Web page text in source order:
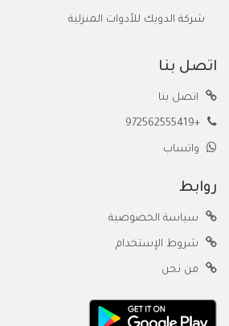
شركة الدويك للأدوات المنزلية
اتصل بنا
اتصل بنا
+972562555419
واتساب
روابط
سياسة الخصوصية
شروط الإستخدام
من نحن